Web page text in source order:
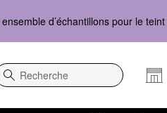
d’échantillons pour le teint